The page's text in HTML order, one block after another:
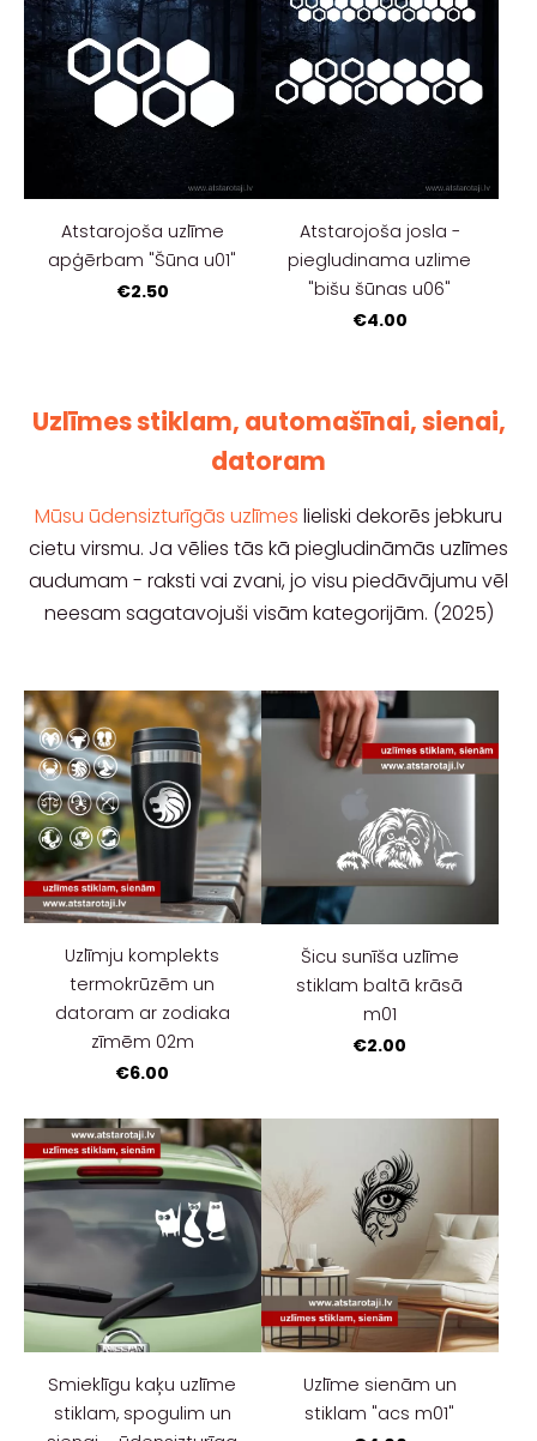
Atstarojoša uzlīme
apģērbam "Šūna u01"
€2.50
Atstarojoša josla -
piegludinama uzlime
"bišu šūnas u06"
€4.00
Uzlīmes stiklam, automašīnai, sienai,
datoram
Mūsu ūdensizturīgās uzlīmes lieliski dekorēs jebkuru
cietu virsmu. Ja vēlies tās kā piegludināmās uzlīmes
audumam - raksti vai zvani, jo visu piedāvājumu vēl
neesam sagatavojuši visām kategorijām. (2025)
Uzlīmju komplekts
termokrūzēm un
datoram ar zodiaka
zīmēm 02m
€6.00
Šicu sunīša uzlīme
stiklam baltā krāsā
m01
€2.00
Smieklīgu kaķu uzlīme
stiklam, spogulim un
Uzlīme sienām un
stiklam "acs m01"